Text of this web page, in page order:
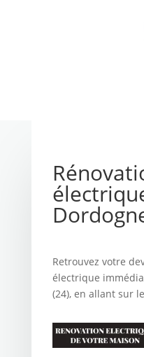
Retrouvez votre
électrique
(24), en allant sur